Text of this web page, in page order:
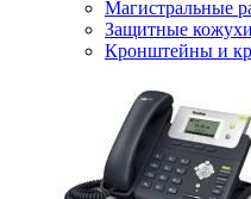
Магистральные
Защитные кожухи
Кронштейны и